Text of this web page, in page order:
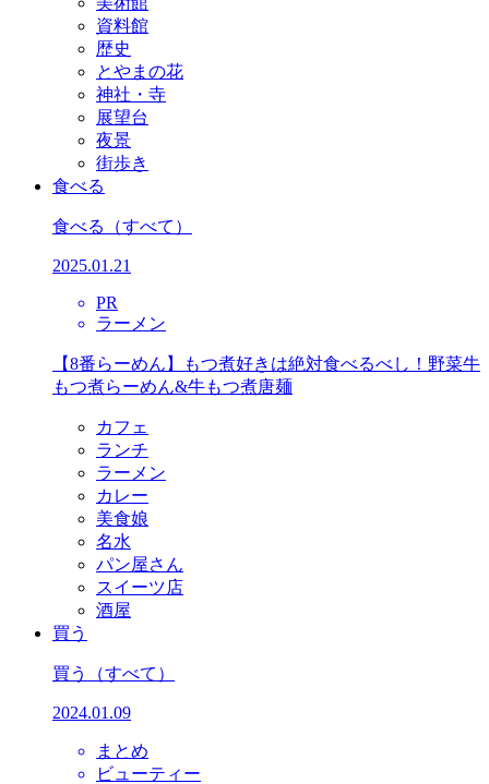
資料館
歴史
とやまの花
神社・寺
展望台
夜景
街歩き
食べる
食べる （すべて）
2025.01.21
PR
ラーメン
【8番らーめん】もつ煮好きは絶対食べるべし！野菜牛
もつ煮らーめん&牛もつ煮唐麺
カフェ
ランチ
ラーメン
カレー
美食娘
名水
パン屋さん
スイーツ店
酒屋
買う
買う （すべて）
2024.01.09
まとめ
ビューティー